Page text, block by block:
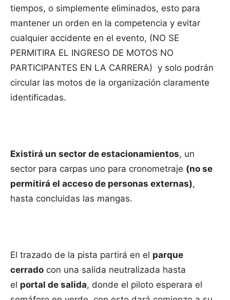
tiempos, o simplemente eliminados, esto para
mantener un orden en la competencia y evitar
cualquier accidente en el evento, (NO SE
PERMITIRA EL INGRESO DE MOTOS NO
PARTICIPANTES EN LA CARRERA) y solo podrán
circular las motos de la organización claramente
identificadas.
Existirá un sector de estacionamientos, un
sector para carpas uno para cronometraje (no se
permitirá el acceso de personas externas),
hasta concluidas las mangas.
El trazado de la pista partirá en el parque
cerrado con una salida neutralizada hasta
el portal de salida, donde el piloto esperara el